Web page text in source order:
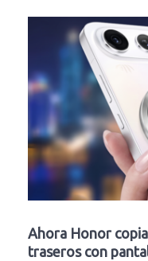
Ahora Honor
traseros con